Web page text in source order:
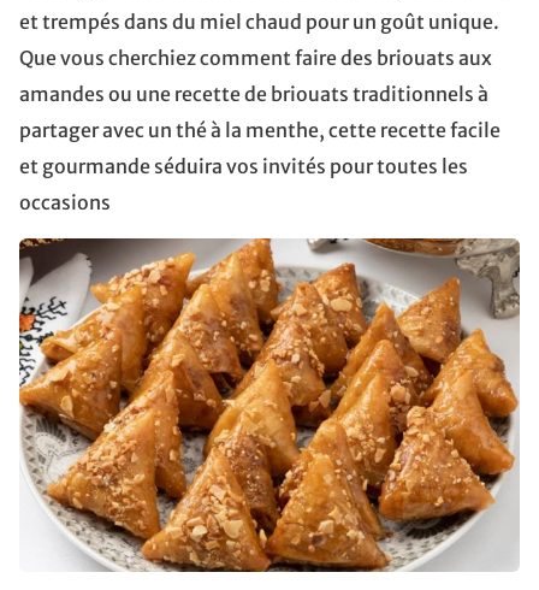
et trempés dans du miel chaud pour un goût unique.
Que vous cherchiez comment faire des briouats aux
amandes ou une recette de briouats traditionnels à
partager avec un thé à la menthe, cette recette facile
et gourmande séduira vos invités pour toutes les
occasions